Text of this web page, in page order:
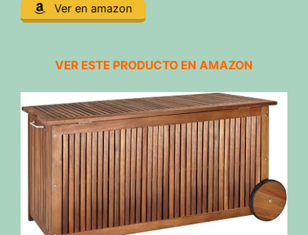
Ver en amazon
VER ESTE PRODUCTO EN AMAZON